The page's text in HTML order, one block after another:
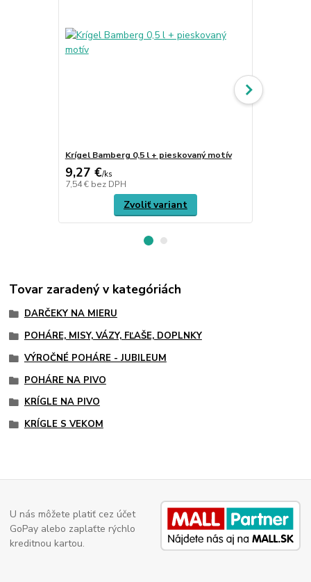
Krígel Bamberg 0,5 l + pieskovaný motív
9,27 €/ks
7,54 € bez DPH
Zvoliť variant
Tovar zaradený v kategóriách
DARČEKY NA MIERU
POHÁRE, MISY, VÁZY, FĽAŠE, DOPLNKY
VÝROČNÉ POHÁRE - JUBILEUM
POHÁRE NA PIVO
KRÍGLE NA PIVO
KRÍGLE S VEKOM
U nás môžete platiť cez účet
GoPay alebo zaplaťte rýchlo
kreditnou kartou.